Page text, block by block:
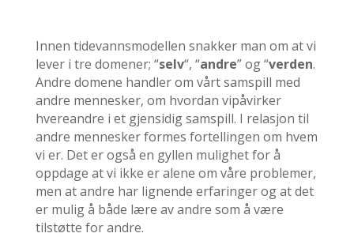
Innen tidevannsmodellen snakker man om at vi
lever i tre domener; “selv“, “andre” og “verden.
Andre domene handler om vårt samspill med
andre mennesker, om hvordan vipåvirker
hvereandre i et gjensidig samspill. I relasjon til
andre mennesker formes fortellingen om hvem
vi er. Det er også en gyllen mulighet for å
oppdage at vi ikke er alene om våre problemer,
men at andre har lignende erfaringer og at det
er mulig å både lære av andre som å være
tilstøtte for andre.